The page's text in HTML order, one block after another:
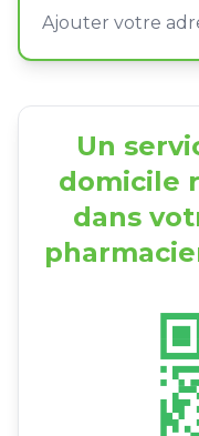
Un
domicile
dans